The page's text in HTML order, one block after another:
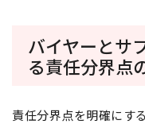
バイヤーとサ
る責任分界点
責任分界点を明確にす